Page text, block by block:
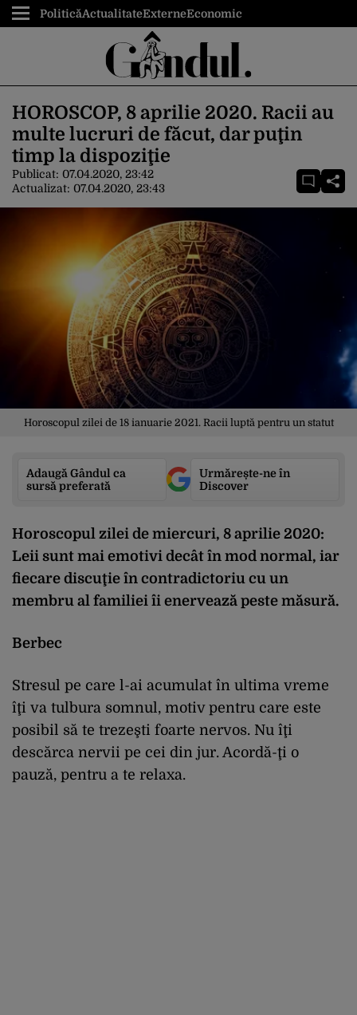
PoliticăActualitateExterneEconomic
HOROSCOP, 8 aprilie 2020. Racii au
multe lucruri de făcut, dar puţin
timp la dispoziţie
Publicat: 07.04.2020, 23:42
Actualizat: 07.04.2020, 23:43
Horoscopul zilei de 18 ianuarie 2021. Racii luptă pentru un statut
Adaugă Gândul ca
sursă preferată
Urmărește-ne în
Discover
Horoscopul zilei de miercuri, 8 aprilie 2020:
Leii sunt mai emotivi decât în mod normal, iar
fiecare discuţie în contradictoriu cu un
membru al familiei îi enervează peste măsură.
Berbec
Stresul pe care l-ai acumulat în ultima vreme
îţi va tulbura somnul, motiv pentru care este
posibil să te trezeşti foarte nervos. Nu îţi
descărca nervii pe cei din jur. Acordă-ţi o
pauză, pentru a te relaxa.